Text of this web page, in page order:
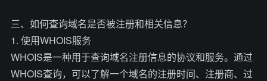
三、如何查询域名是否被注册和相关信息？
1. 使用WHOIS服务
WHOIS是一种用于查询域名注册信息的协议和服务。通过
WHOIS查询，可以了解一个域名的注册时间、注册商、过